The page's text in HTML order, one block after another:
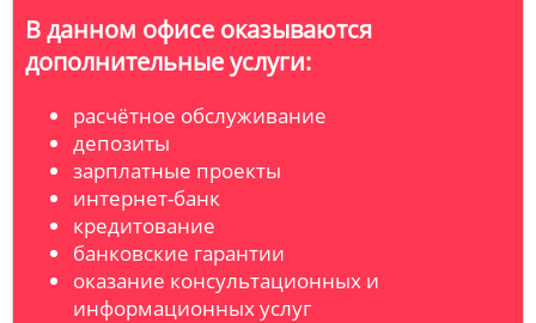
В данном офисе оказываются
дополнительные услуги:
расчётное обслуживание
депозиты
зарплатные проекты
интернет-банк
кредитование
банковские гарантии
оказание консультационных и
информационных услуг